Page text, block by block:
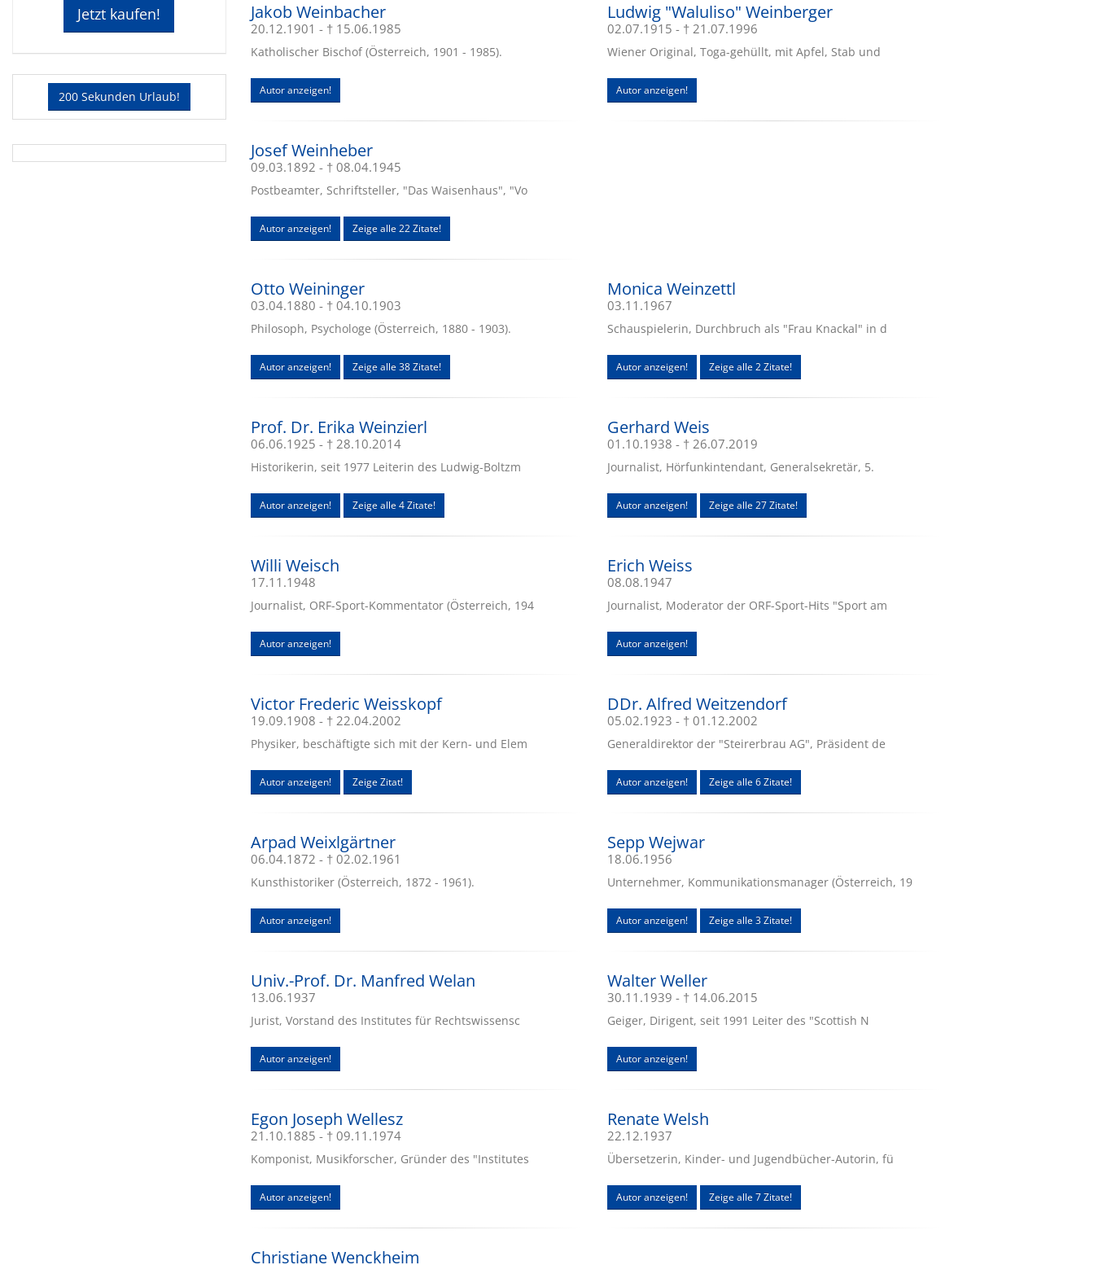
Jetzt kaufen!
200 Sekunden Urlaub!
Jakob Weinbacher
20.12.1901 - † 15.06.1985
Katholischer Bischof (Österreich, 1901 - 1985).
Autor anzeigen!
Ludwig "Waluliso" Weinberger
02.07.1915 - † 21.07.1996
Wiener Original, Toga-gehüllt, mit Apfel, Stab und
Autor anzeigen!
Josef Weinheber
09.03.1892 - † 08.04.1945
Postbeamter, Schriftsteller, "Das Waisenhaus", "Vo
Autor anzeigen! Zeige alle 22 Zitate!
Otto Weininger
03.04.1880 - † 04.10.1903
Philosoph, Psychologe (Österreich, 1880 - 1903).
Autor anzeigen! Zeige alle 38 Zitate!
Monica Weinzettl
03.11.1967
Schauspielerin, Durchbruch als "Frau Knackal" in d
Autor anzeigen! Zeige alle 2 Zitate!
Prof. Dr. Erika Weinzierl
06.06.1925 - † 28.10.2014
Historikerin, seit 1977 Leiterin des Ludwig-Boltzm
Autor anzeigen! Zeige alle 4 Zitate!
Gerhard Weis
01.10.1938 - † 26.07.2019
Journalist, Hörfunkintendant, Generalsekretär, 5.
Autor anzeigen! Zeige alle 27 Zitate!
Willi Weisch
17.11.1948
Journalist, ORF-Sport-Kommentator (Österreich, 194
Autor anzeigen!
Erich Weiss
08.08.1947
Journalist, Moderator der ORF-Sport-Hits "Sport am
Autor anzeigen!
Victor Frederic Weisskopf
19.09.1908 - † 22.04.2002
Physiker, beschäftigte sich mit der Kern- und Elem
Autor anzeigen! Zeige Zitat!
DDr. Alfred Weitzendorf
05.02.1923 - † 01.12.2002
Generaldirektor der "Steirerbrau AG", Präsident de
Autor anzeigen! Zeige alle 6 Zitate!
Arpad Weixlgärtner
06.04.1872 - † 02.02.1961
Kunsthistoriker (Österreich, 1872 - 1961).
Autor anzeigen!
Sepp Wejwar
18.06.1956
Unternehmer, Kommunikationsmanager (Österreich, 19
Autor anzeigen! Zeige alle 3 Zitate!
Univ.-Prof. Dr. Manfred Welan
13.06.1937
Jurist, Vorstand des Institutes für Rechtswissensc
Autor anzeigen!
Walter Weller
30.11.1939 - † 14.06.2015
Geiger, Dirigent, seit 1991 Leiter des "Scottish N
Autor anzeigen!
Egon Joseph Wellesz
21.10.1885 - † 09.11.1974
Komponist, Musikforscher, Gründer des "Institutes
Autor anzeigen!
Renate Welsh
22.12.1937
Übersetzerin, Kinder- und Jugendbücher-Autorin, fü
Autor anzeigen! Zeige alle 7 Zitate!
Christiane Wenckheim